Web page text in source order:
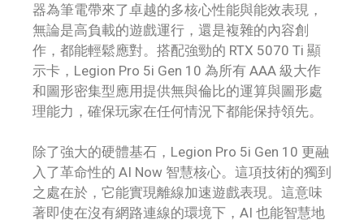
器為筆電帶來了卓越的多核心性能與能效表現，
無論是高負載的遊戲運行，還是複雜的內容創
作，都能輕鬆應對。搭配強勁的 RTX 5070 Ti 顯
示卡，Legion Pro 5i Gen 10 為所有 AAA 級大作
和圖形密集型應用提供無與倫比的運算與圖形處
理能力，確保玩家在任何情況下都能保持領先。
除了強大的硬體基石，Legion Pro 5i Gen 10 更融
入了革命性的 AI Now 智慧核心。這項技術的獨到
之處在於，它能實現離線加速遊戲表現。這意味
著即使在沒有網路連線的環境下，AI 也能智慧地